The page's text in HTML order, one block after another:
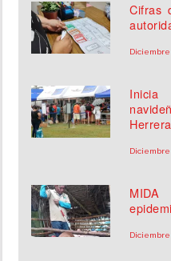
Cifras
Diciembre
Herrera
Diciembre
Diciembre